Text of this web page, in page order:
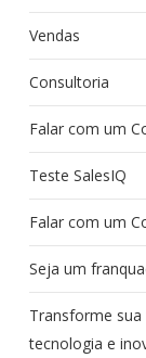
Vendas
Consultoria
Falar com um
Teste SalesIQ
Falar com um
Seja um
Transforme
tecnologia e